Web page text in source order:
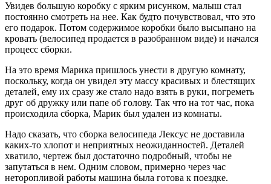
Увидев большую коробку с ярким рисунком, малыш стал
постоянно смотреть на нее. Как будто почувствовал, что это
его подарок. Потом содержимое коробки было высыпано на
кровать (велосипед продается в разобранном виде) и начался
процесс сборки.
На это время Марика пришлось унести в другую комнату,
поскольку, когда он увидел эту массу красивых и блестящих
деталей, ему их сразу же стало надо взять в руки, погреметь
друг об дружку или папе об голову. Так что на тот час, пока
происходила сборка, Марик был удален из комнаты.
Надо сказать, что сборка велосипеда Лексус не доставила
каких-то хлопот и неприятных неожиданностей. Деталей
хватило, чертеж был достаточно подробный, чтобы не
запутаться в нем. Одним словом, примерно через час
неторопливой работы машина была готова к поездке.